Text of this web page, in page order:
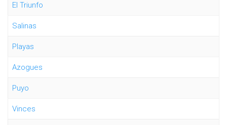
El Triunfo
Salinas
Playas
Azogues
Puyo
Vinces